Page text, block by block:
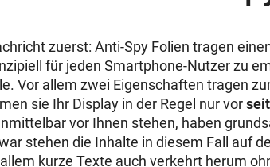
zuerst: Anti-Spy Folien tragen
für jeden Smartphone-Nutzer zu
Vor allem zwei Eigenschaften tragen
sie Ihr Display in der Regel nur vor
vor Ihnen stehen, haben
stehen die Inhalte in diesem Fall auf
kurze Texte auch verkehrt herum